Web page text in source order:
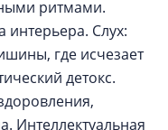
ритмами.
интерьера. Слух:
где исчезает
детокс.
Интеллектуальная